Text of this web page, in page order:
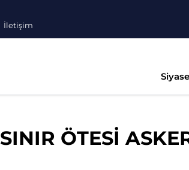
İletişim
SINIR ÖTESİ